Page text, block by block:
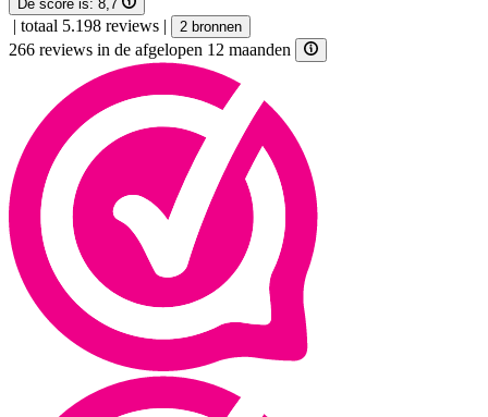
De score is: 8,7
| totaal 5.198 reviews | 2 bronnen
266 reviews in de afgelopen 12 maanden